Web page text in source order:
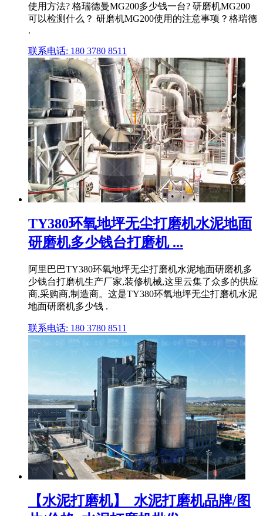
使用方法? 格瑞德曼MG200多少钱一台? 研磨机MG200
可以检测什么？ 研磨机MG200使用的注意事项？格瑞德
.
联系电话: 180 3780 8511
TY380环氧地坪无尘打磨机水泥地面
研磨机多少钱台打磨机 ...
阿里巴巴TY380环氧地坪无尘打磨机水泥地面研磨机多
少钱台打磨机生产厂家,装修机械,这里云集了众多的供应
商,采购商,制造商。这是TY380环氧地坪无尘打磨机水泥
地面研磨机多少钱 .
联系电话: 180 3780 8511
【水泥打磨机】_水泥打磨机品牌/图